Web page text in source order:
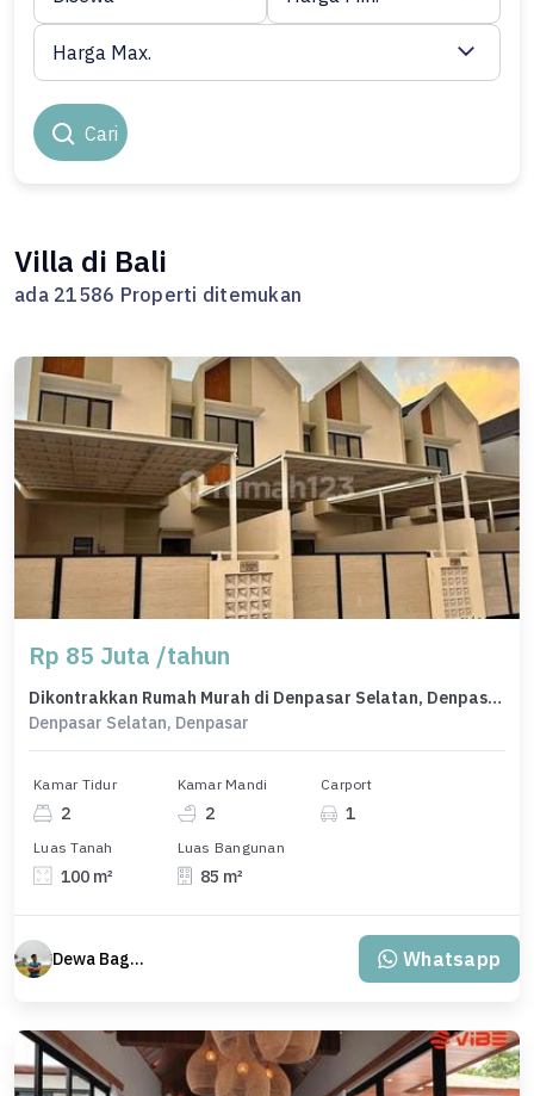
Cari
Harga Max.
Villa di Bali
ada 21586 Properti ditemukan
Rp 85 Juta /tahun
Dikontrakkan Rumah Murah di Denpasar Selatan, Denpasar, LT 100m²
Denpasar Selatan, Denpasar
Kamar Tidur
2
Kamar Mandi
2
Carport
1
Luas Tanah
100 m²
Luas Bangunan
85 m²
Dewa Bagus Dwi Mantara Whatsapp